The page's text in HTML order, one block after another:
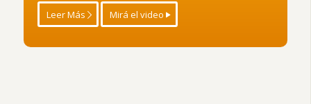
Leer Más Mirá el video